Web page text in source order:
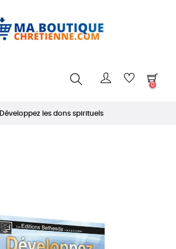
0
Développez les dons spirituels